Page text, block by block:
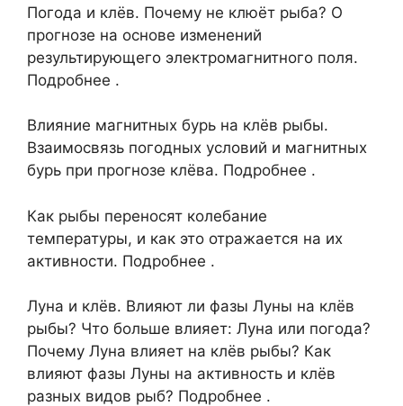
Погода и клёв. Почему не клюёт рыба? О
прогнозе на основе изменений
результирующего электромагнитного поля.
Подробнее .
Влияние магнитных бурь на клёв рыбы.
Взаимосвязь погодных условий и магнитных
бурь при прогнозе клёва. Подробнее .
Как рыбы переносят колебание
температуры, и как это отражается на их
активности. Подробнее .
Луна и клёв. Влияют ли фазы Луны на клёв
рыбы? Что больше влияет: Луна или погода?
Почему Луна влияет на клёв рыбы? Как
влияют фазы Луны на активность и клёв
разных видов рыб? Подробнее .